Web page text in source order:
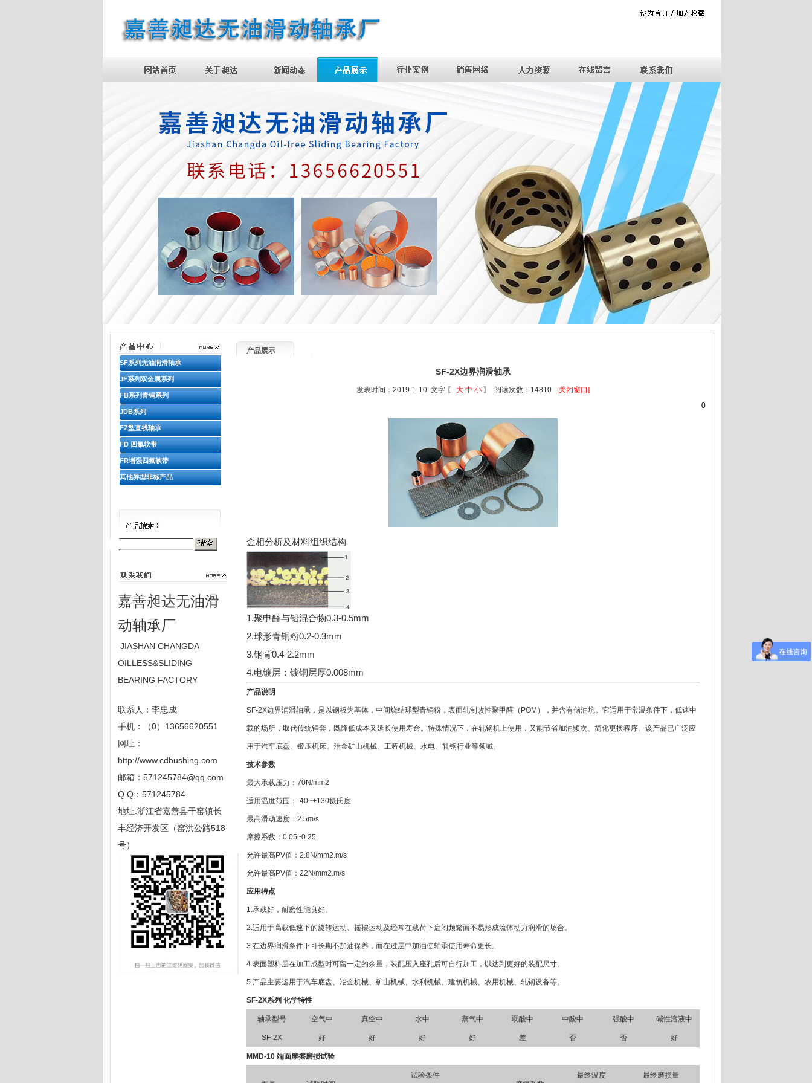
SF系列无油润滑轴承
JF系列双金属系列
FB系列青铜系列
JDB系列
FZ型直线轴承
FD 四氟软带
FR增强四氟软带
其他异型非标产品
嘉善昶达无油滑
动轴承厂
JIASHAN CHANGDA
OILLESS&SLIDING
BEARING FACTORY
联系人：李忠成
手机：（0）13656620551
网址：
http://www.cdbushing.com
邮箱： 571245784@qq.com
Q Q：571245784
地址:浙江省嘉善县干窑镇长
丰经济开发区（窑洪公路518
号）
产品展示
SF-2X边界润滑轴承
发表时间：2019-1-10 文字 〖 大 中 小 〗 阅读次数：14810 [关闭窗口]
0
金相分析及材料组织结构
1.聚申醛与铅混合物0.3-0.5mm
2.球形青铜粉0.2-0.3mm
3.钢背0.4-2.2mm
4.电镀层：镀铜层厚0.008mm
产品说明
SF-2X边界润滑轴承，是以钢板为基体，中间烧结球型青铜粉，表面轧制改性聚甲醛（POM），并含有储油坑。它适用于常温条件下，低速中
载的场所，取代传统铜套，既降低成本又延长使用寿命。特殊情况下，在轧钢机上使用，又能节省加油频次、简化更换程序。该产品已广泛应
用于汽车底盘、锻压机床、治金矿山机械、工程机械、水电、轧钢行业等领域。
技术参数
最大承载压力：70N/mm2
适用温度范围：-40~+130摄氏度
最高滑动速度：2.5m/s
摩擦系数：0.05~0.25
允许最高PV值：2.8N/mm2.m/s
允许最高PV值：22N/mm2.m/s
应用特点
1.承载好，耐磨性能良好。
2.适用于高载低速下的旋转运动、摇摆运动及经常在载荷下启闭频繁而不易形成流体动力润滑的场合。
3.在边界润滑条件下可长期不加油保养，而在过层中加油使轴承使用寿命更长。
4.表面塑料层在加工成型时可留一定的余量，装配压入座孔后可自行加工，以达到更好的装配尺寸。
5.产品主要运用于汽车底盘、冶金机械、矿山机械、水利机械、建筑机械、农用机械、轧钢设备等。
SF-2X系列 化学特性
轴承型号 空气中 真空中 水中 蒸气中 弱酸中 中酸中 强酸中 碱性溶液中
SF-2X 好 好 好 好 差 否 否 好
MMD-10 端面摩擦磨损试验
试验条件
最终温度 最终磨损量